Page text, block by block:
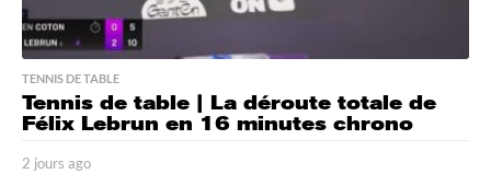
TENNIS DE TABLE
Tennis de table | La déroute totale de
Félix Lebrun en 16 minutes chrono
2 jours ago